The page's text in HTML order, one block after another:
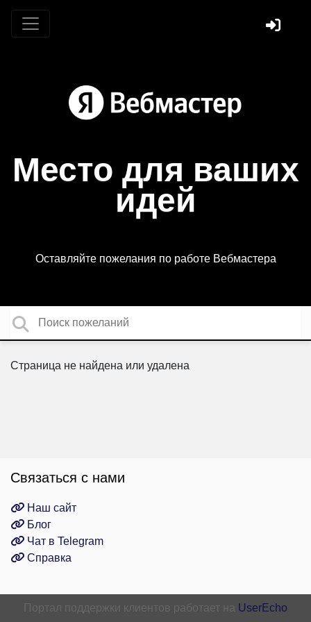
Место для ваших
идей
Оставляйте пожелания по работе Вебмастера
Страница не найдена или удалена
Связаться с нами
Наш сайт
Блог
Чат в Telegram
Справка
Портал поддержки клиентов работает на UserEcho